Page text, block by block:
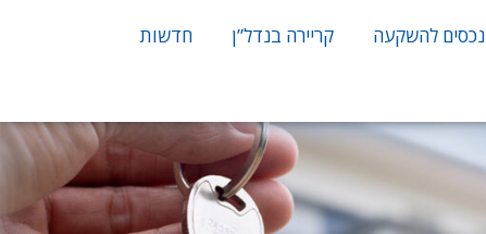
נכסים להשקעה קריירה בנדל”ן
חדשות